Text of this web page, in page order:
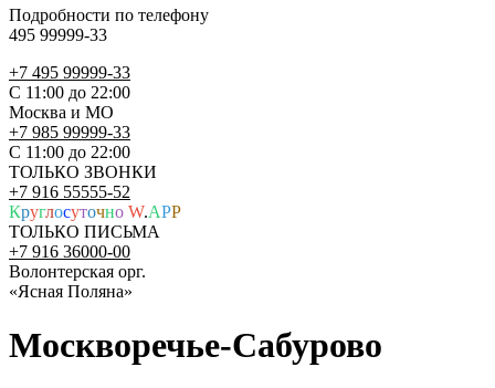
Подробности по телефону
495 99999-33
+7 495 99999-33
С 11:00 до 22:00
Москва и МО
+7 985 99999-33
С 11:00 до 22:00
ТОЛЬКО ЗВОНКИ
+7 916 55555-52
Круглосуточно W.APP
ТОЛЬКО ПИСЬМА
+7 916 36000-00
Волонтерская орг.
«Ясная Поляна»
Москворечье-Сабурово